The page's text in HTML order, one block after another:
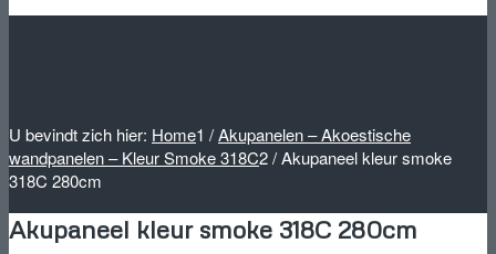
U bevindt zich hier: Home1 /Akupanelen – Akoestische
wandpanelen – Kleur Smoke 318C2/Akupaneel kleur smoke
318C 280cm
Akupaneel kleur smoke 318C 280cm